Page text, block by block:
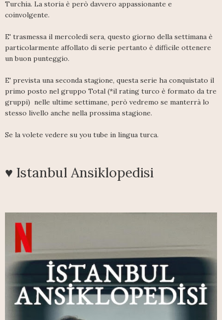
Turchia. La storia è però davvero appassionante e
coinvolgente.
E' trasmessa il mercoledì sera, questo giorno della settimana è
particolarmente affollato di serie pertanto è difficile ottenere
un buon punteggio.
E' prevista una seconda stagione, questa serie ha conquistato il
primo posto nel gruppo Total (*il rating turco è formato da tre
gruppi) nelle ultime settimane, però vedremo se manterrà lo
stesso livello anche nella prossima stagione.
Se la volete vedere su you tube in lingua turca.
♥ Istanbul Ansiklopedisi